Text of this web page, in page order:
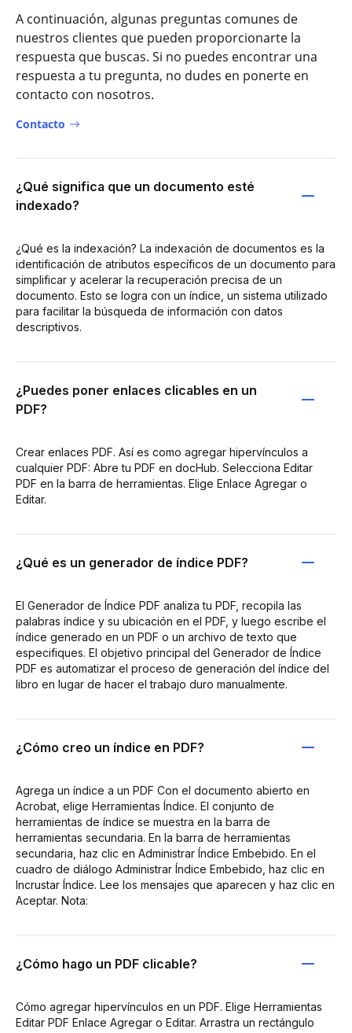
A continuación, algunas preguntas comunes de
nuestros clientes que pueden proporcionarte la
respuesta que buscas. Si no puedes encontrar una
respuesta a tu pregunta, no dudes en ponerte en
contacto con nosotros.
Contacto
¿Qué significa que un documento esté
indexado?
¿Qué es la indexación? La indexación de documentos es la
identificación de atributos específicos de un documento para
simplificar y acelerar la recuperación precisa de un
documento. Esto se logra con un índice, un sistema utilizado
para facilitar la búsqueda de información con datos
descriptivos.
¿Puedes poner enlaces clicables en un
PDF?
Crear enlaces PDF. Así es como agregar hipervínculos a
cualquier PDF: Abre tu PDF en docHub. Selecciona Editar
PDF en la barra de herramientas. Elige Enlace Agregar o
Editar.
¿Qué es un generador de índice PDF?
El Generador de Índice PDF analiza tu PDF, recopila las
palabras índice y su ubicación en el PDF, y luego escribe el
índice generado en un PDF o un archivo de texto que
especifiques. El objetivo principal del Generador de Índice
PDF es automatizar el proceso de generación del índice del
libro en lugar de hacer el trabajo duro manualmente.
¿Cómo creo un índice en PDF?
Agrega un índice a un PDF Con el documento abierto en
Acrobat, elige Herramientas Índice. El conjunto de
herramientas de índice se muestra en la barra de
herramientas secundaria. En la barra de herramientas
secundaria, haz clic en Administrar Índice Embebido. En el
cuadro de diálogo Administrar Índice Embebido, haz clic en
Incrustar Índice. Lee los mensajes que aparecen y haz clic en
Aceptar. Nota:
¿Cómo hago un PDF clicable?
Cómo agregar hipervínculos en un PDF. Elige Herramientas
Editar PDF Enlace Agregar o Editar. Arrastra un rectángulo